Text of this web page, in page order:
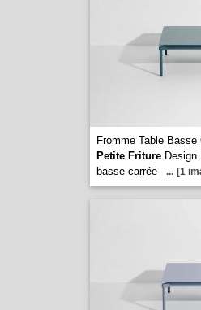
Fromme Table
Petite FritureDesign.
basse carrée
... [1